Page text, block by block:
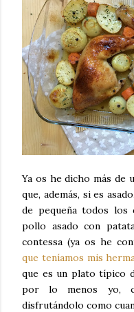
Ya os he dicho más de
que, además, si es
de pequeña todos los
pollo asado con
contessa (ya os he
que teníamos mis
que es un plato típico
por lo menos yo,
disfrutándolo como